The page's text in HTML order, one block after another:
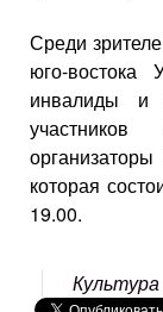
Среди
юго-востока
инвалиды
которая
19.00.
Культура